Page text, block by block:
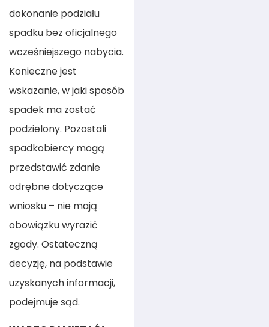
dokonanie podziału
spadku bez oficjalnego
wcześniejszego nabycia.
Konieczne jest
wskazanie, w jaki sposób
spadek ma zostać
podzielony. Pozostali
spadkobiercy mogą
przedstawić zdanie
odrębne dotyczące
wniosku – nie mają
obowiązku wyrazić
zgody. Ostateczną
decyzję, na podstawie
uzyskanych informacji,
podejmuje sąd.